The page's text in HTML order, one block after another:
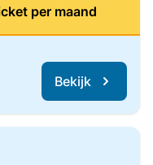
per maand
Bekijk